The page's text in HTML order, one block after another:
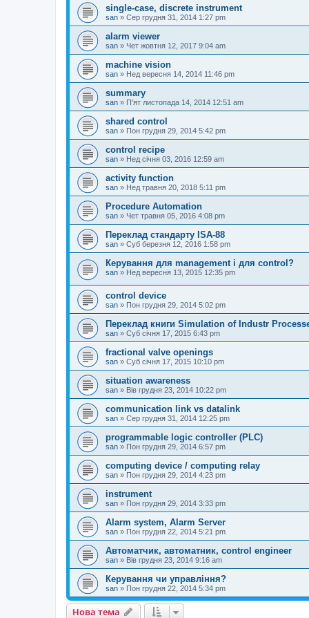
single-case, discrete instrument
san » Сер грудня 31, 2014 1:27 pm
alarm viewer
san » Чет жовтня 12, 2017 9:04 am
machine vision
san » Нед вересня 14, 2014 11:46 pm
summary
san » П'ят листопада 14, 2014 12:51 am
shared control
san » Пон грудня 29, 2014 5:42 pm
control recipe
san » Нед січня 03, 2016 12:59 am
activity function
san » Нед травня 20, 2018 5:11 pm
Procedure Automation
san » Чет травня 05, 2016 4:08 pm
Переклад стандарту ISA-88
san » Суб березня 12, 2016 1:58 pm
Керування для management і для control?
san » Нед вересня 13, 2015 12:35 pm
control device
san » Пон грудня 29, 2014 5:02 pm
Переклад книги Simulation of Industr
san » Суб січня 17, 2015 6:43 pm
fractional valve openings
san » Суб січня 17, 2015 10:10 pm
situation awareness
san » Вів грудня 23, 2014 10:22 pm
communication link vs datalink
san » Сер грудня 31, 2014 12:25 pm
programmable logic controller (PLC)
san » Пон грудня 29, 2014 6:57 pm
computing device / computing relay
san » Пон грудня 29, 2014 4:23 pm
instrument
san » Пон грудня 29, 2014 3:33 pm
Alarm system, Alarm Server
san » Пон грудня 22, 2014 5:21 pm
Автоматчик, автоматник, control engineer
san » Вів грудня 23, 2014 9:16 am
Керування чи управління?
san » Пон грудня 22, 2014 5:34 pm
Нова тема